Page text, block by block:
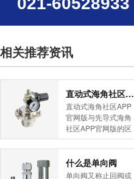
相关推荐资讯
直动式海角社区APP官网版与先导式海角社区APP官网版的区别
直动式海角社区APP
官网版与先导式海角
社区APP官网版的区
别是什么？HJBA8海
角论坛海角社区APP
简版下载告诉您！先
导式海角社区APP官
什么是单向阀
单向阀又称止回阀或